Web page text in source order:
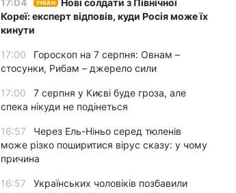
17:04 УНІАН
Нові солдати з Північної
Кореї: експерт відповів, куди Росія може їх
кинути
17:00
Гороскоп на 7 серпня: Овнам –
стосунки, Рибам – джерело сили
17:00
7 серпня у Києві буде гроза, але
спека нікуди не подінеться
16:57
Через Ель-Ніньо серед тюленів
може різко поширитися вірус сказу: у чому
причина
16:57
Українських чоловіків позбавили